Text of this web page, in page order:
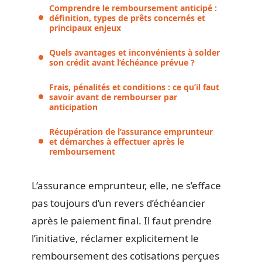
Comprendre le remboursement anticipé :
définition, types de prêts concernés et
principaux enjeux
Quels avantages et inconvénients à solder
son crédit avant l’échéance prévue ?
Frais, pénalités et conditions : ce qu’il faut
savoir avant de rembourser par
anticipation
Récupération de l’assurance emprunteur
et démarches à effectuer après le
remboursement
L’assurance emprunteur, elle, ne s’efface
pas toujours d’un revers d’échéancier
après le paiement final. Il faut prendre
l’initiative, réclamer explicitement le
remboursement des cotisations perçues